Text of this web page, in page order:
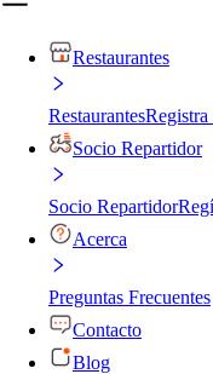
Restaurantes
RestaurantesRegistra
Socio Repartidor
Socio Repartidor
Acerca
Preguntas Frecuentes
Contacto
Blog